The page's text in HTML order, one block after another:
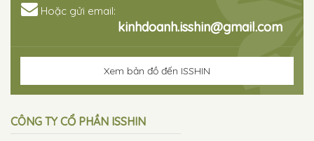
Hoặc gửi email:
kinhdoanh.isshin@gmail.com
Xem bản đồ đến ISSHIN
CÔNG TY CỔ PHẦN ISSHIN